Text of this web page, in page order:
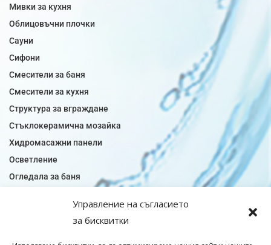
Управление на съгласието
за бисквитки
Мивки за кухня
Облицовъчни плочки
Сауни
Сифони
Смесители за баня
Смесители за кухня
Структура за вграждане
Стъклокерамична мозайка
Хидромасажни панели
Осветление
Огледала за баня
Плочки за кухня